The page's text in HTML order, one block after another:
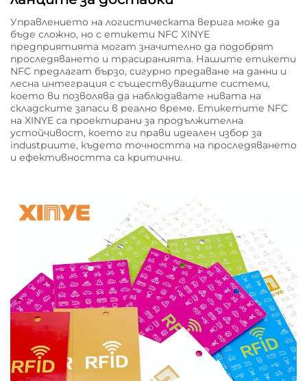
Управлението на логистическата верига може да
бъде сложно, но с етикети NFC XINYE
предприятията могат значително да подобрят
проследяването и трасиранията. Нашите етикети
NFC предлагат бързо, сигурно предаване на данни и
лесна интеграция с съществуващите системи,
което ви позволява да наблюдавате нивата на
складските запаси в реално време. Етикетите NFC
на XINYE са проектирани за продължителна
устойчивост, което ги прави идеален избор за
industриите, където точността на проследяването
и ефективността са критични.